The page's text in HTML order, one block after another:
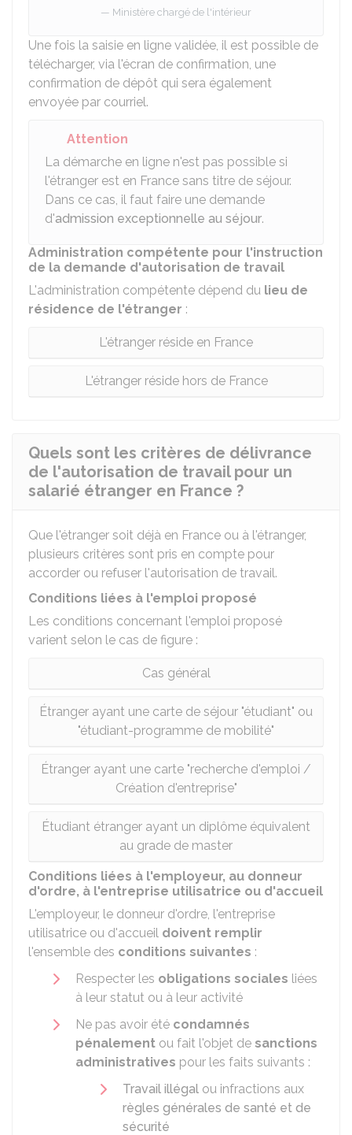
Ministère chargé de l'intérieur
Une fois la saisie en ligne validée, il est possible de
télécharger, via l'écran de confirmation, une
confirmation de dépôt qui sera également
envoyée par courriel.
Attention
La démarche en ligne n'est pas possible si
l'étranger est en France sans titre de séjour.
Dans ce cas, il faut faire une demande
d'admission exceptionnelle au séjour.
Administration compétente pour l'instruction
de la demande d'autorisation de travail
L'administration compétente dépend du lieu de
résidence de l'étranger :
L'étranger réside en France
L'étranger réside hors de France
Quels sont les critères de délivrance
de l'autorisation de travail pour un
salarié étranger en France ?
Que l'étranger soit déjà en France ou à l'étranger,
plusieurs critères sont pris en compte pour
accorder ou refuser l'autorisation de travail.
Conditions liées à l'emploi proposé
Les conditions concernant l'emploi proposé
varient selon le cas de figure :
Cas général
Étranger ayant une carte de séjour "étudiant" ou
"étudiant-programme de mobilité"
Étranger ayant une carte "recherche d'emploi /
Création d'entreprise"
Étudiant étranger ayant un diplôme équivalent
au grade de master
Conditions liées à l'employeur, au donneur
d'ordre, à l'entreprise utilisatrice ou d'accueil
L'employeur, le donneur d'ordre, l'entreprise
utilisatrice ou d'accueil doivent remplir
l'ensemble des conditions suivantes :
Respecter les obligations sociales liées
à leur statut ou à leur activité
Ne pas avoir été condamnés
pénalement ou fait l'objet de sanctions
administratives pour les faits suivants :
Travail illégal ou infractions aux
règles générales de santé et de
sécurité